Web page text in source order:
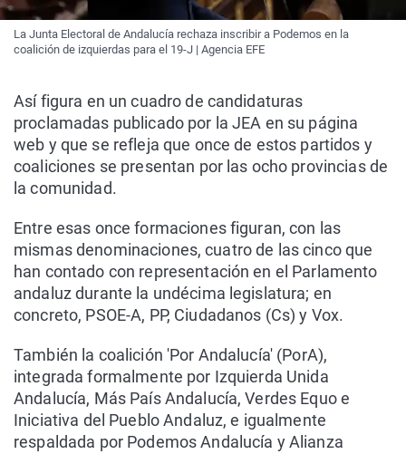
La Junta Electoral de Andalucía rechaza inscribir a Podemos en la
coalición de izquierdas para el 19-J | Agencia EFE
Así figura en un cuadro de candidaturas
proclamadas publicado por la JEA en su página
web y que se refleja que once de estos partidos y
coaliciones se presentan por las ocho provincias de
la comunidad.
Entre esas once formaciones figuran, con las
mismas denominaciones, cuatro de las cinco que
han contado con representación en el Parlamento
andaluz durante la undécima legislatura; en
concreto, PSOE-A, PP, Ciudadanos (Cs) y Vox.
También la coalición 'Por Andalucía' (PorA),
integrada formalmente por Izquierda Unida
Andalucía, Más País Andalucía, Verdes Equo e
Iniciativa del Pueblo Andaluz, e igualmente
respaldada por Podemos Andalucía y Alianza